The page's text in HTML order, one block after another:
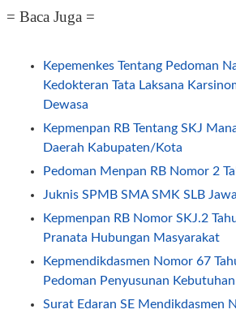
= Baca Juga =
Kepemenkes Tentang Pedoman
Kedokteran Tata Laksana
Dewasa
Kepmenpan RB Tentang SKJ
Daerah Kabupaten/Kota
Pedoman Menpan RB Nomor 2
Juknis SPMB SMA SMK SLB
Kepmenpan RB Nomor SKJ.2
Pranata Hubungan Masyarakat
Kepmendikdasmen Nomor 67
Pedoman Penyusunan Kebutuhan
Surat Edaran SE Mendikdasmen